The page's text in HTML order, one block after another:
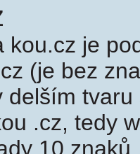
kou.cz je
(je bez
delším
.cz, tedy
10